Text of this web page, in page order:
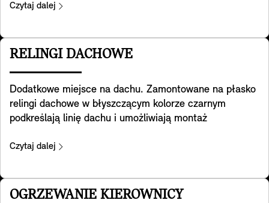
jazdy. Ponadto pomaga wykrywać ruch poprzeczny za
wypadkom z tyłu, np. ostrzegając o zbliżaniu się do
końca korka poprzez miganie świateł awaryjnych. A po
zawarte w tym wyposażeniu zapewniają pomoc tylko w
ściśle określonych granicach. Ostateczna
odpowiedzialność za dostosowanie jazdy do warunków
przyszłości zależy od przepisów obowiązujących w
Czytaj dalej
RELINGI DACHOWE
Dodatkowe miejsce na dachu. Zamontowane na płasko
relingi dachowe w błyszczącym kolorze czarnym
podkreślają linię dachu i umożliwiają montaż
bezpiecznie montować rowery, pojemniki dachowe,
Czytaj dalej
OGRZEWANIE KIEROWNICY